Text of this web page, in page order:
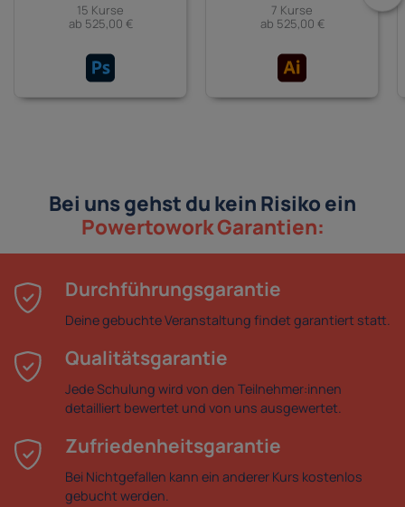
15 Kurse
ab 525,00 €
7 Kurse
ab 525,00 €
Bei uns gehst du kein Risiko ein
Powertowork Garantien:
Durchführungsgarantie
Deine gebuchte Veranstaltung findet garantiert statt.
Qualitätsgarantie
Jede Schulung wird von den Teilnehmer:innen
detailliert bewertet und von uns ausgewertet.
Zufriedenheitsgarantie
Bei Nichtgefallen kann ein anderer Kurs kostenlos
gebucht werden.